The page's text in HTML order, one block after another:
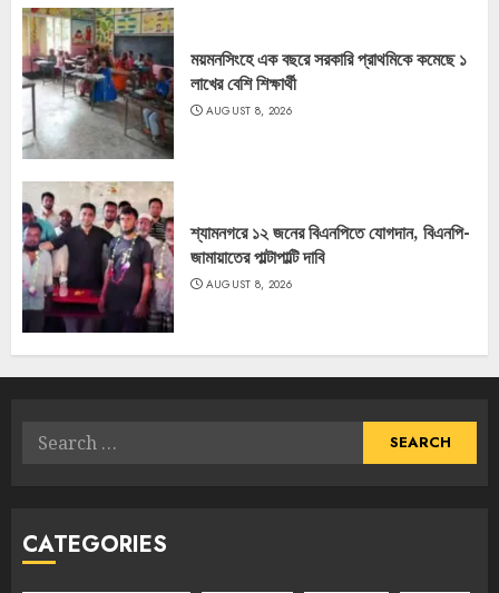
ময়মনসিংহে এক বছরে সরকারি প্রাথমিকে কমেছে ১
লাখের বেশি শিক্ষার্থী
AUGUST 8, 2026
শ্যামনগরে ১২ জনের বিএনপিতে যোগদান, বিএনপি-
জামায়াতের পাল্টাপাল্টি দাবি
AUGUST 8, 2026
Search
CATEGORIES